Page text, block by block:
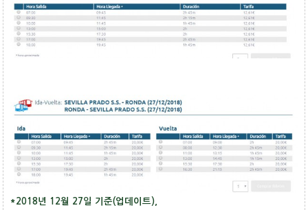
*2018년 12월 27일 기준(업데이트),